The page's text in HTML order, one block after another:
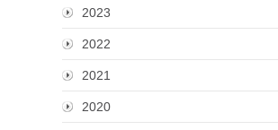
2023
2022
2021
2020